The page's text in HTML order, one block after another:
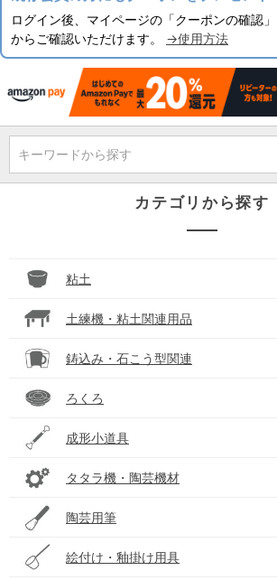
ログイン後、マイページの「クーポンの確認」
からご確認いただけます。 →使用方法
キーワードから探す
カテゴリから探す
粘土
土練機・粘土関連用品
鋳込み・石こう型関連
ろくろ
成形小道具
タタラ機・陶芸機材
陶芸用筆
絵付け・釉掛け用具